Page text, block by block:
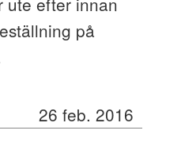
på
26 feb. 2016